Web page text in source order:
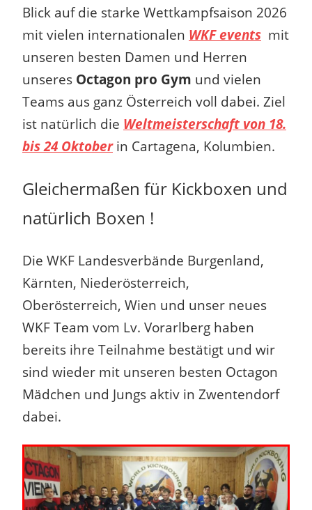
Blick auf die starke Wettkampfsaison 2026
mit vielen internationalen WKF events mit
unseren besten Damen und Herren
unseres Octagon pro Gym und vielen
Teams aus ganz Österreich voll dabei. Ziel
ist natürlich die Weltmeisterschaft von 18.
bis 24 Oktoberin Cartagena, Kolumbien.
Gleichermaßen für Kickboxen und
natürlich Boxen !
Die WKF Landesverbände Burgenland,
Kärnten, Niederösterreich,
Oberösterreich, Wien und unser neues
WKF Team vom Lv. Vorarlberg haben
bereits ihre Teilnahme bestätigt und wir
sind wieder mit unseren besten Octagon
Mädchen und Jungs aktiv in Zwentendorf
dabei.